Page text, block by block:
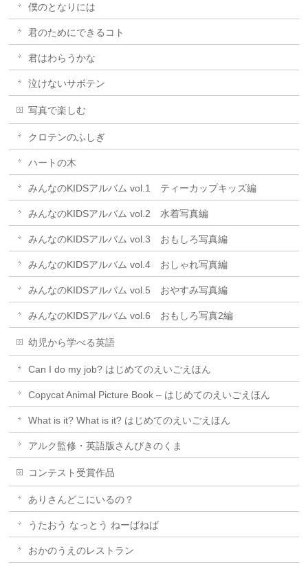
僕のとなりには
君のためにできるコト
君はわらうかな
泣けないサボテン
写真で楽しむ
クロテンのふしぎ
ハートの木
みんなのKIDSアルバム vol.1 ティーカップキッズ編
みんなのKIDSアルバム vol.2 水着写真編
みんなのKIDSアルバム vol.3 おもしろ写真編
みんなのKIDSアルバム vol.4 おしゃれ写真編
みんなのKIDSアルバム vol.5 おやすみ写真編
みんなのKIDSアルバム vol.6 おもしろ写真2編
幼児から学べる英語
Can I do my job? はじめてのえいごえほん
Copycat Animal Picture Book – はじめてのえいごえほん
What is it? What is it? はじめてのえいごえほん
アルク監修・英語版さんびきのくま
コンテスト受賞作品
ありさんどこにいるの？
うたおう なっとう ねーばねば
おかのうえのレストラン